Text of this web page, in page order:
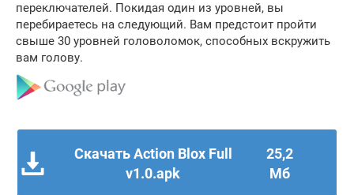
переключателей. Покидая один из уровней, вы
перебираетесь на следующий. Вам предстоит пройти
свыше 30 уровней головоломок, способных вскружить
вам голову.
Скачать Action Blox Full
v1.0.apk
25,2
Мб